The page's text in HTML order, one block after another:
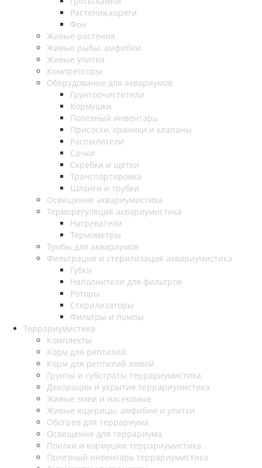
Растения,коряги
Фон
Живые растения
Живые рыбы, амфибии
Живые улитки
Компрессоры
Оборудование для аквариумов
Грунтоочистители
Кормушки
Полезный инвентарь
Присоски, краники и клапаны
Распылители
Сачки
Скребки и щетки
Транспортировка
Шланги и трубки
Освещение аквариумистика
Терморегуляция аквариумистика
Нагреватели
Термометры
Тумбы для аквариумов
Фильтрация и стерилизация аквариумистика
Губки
Наполнители для фильтров
Роторы
Стерилизаторы
Фильтры и помпы
Террариумистика
Комплекты
Корм для рептилий
Корм для рептилий живой
Грунты и субстраты террариумистика
Декорации и укрытия террариумистика
Живые змеи и насекомые
Живые ящерицы, амфибии и улитки
Обогрев для террариума
Освещение для террариума
Поилки и кормушки террариумистика
Полезный инвентарь террариумистика